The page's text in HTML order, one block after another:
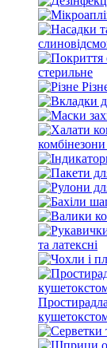
стерильне
та латексні